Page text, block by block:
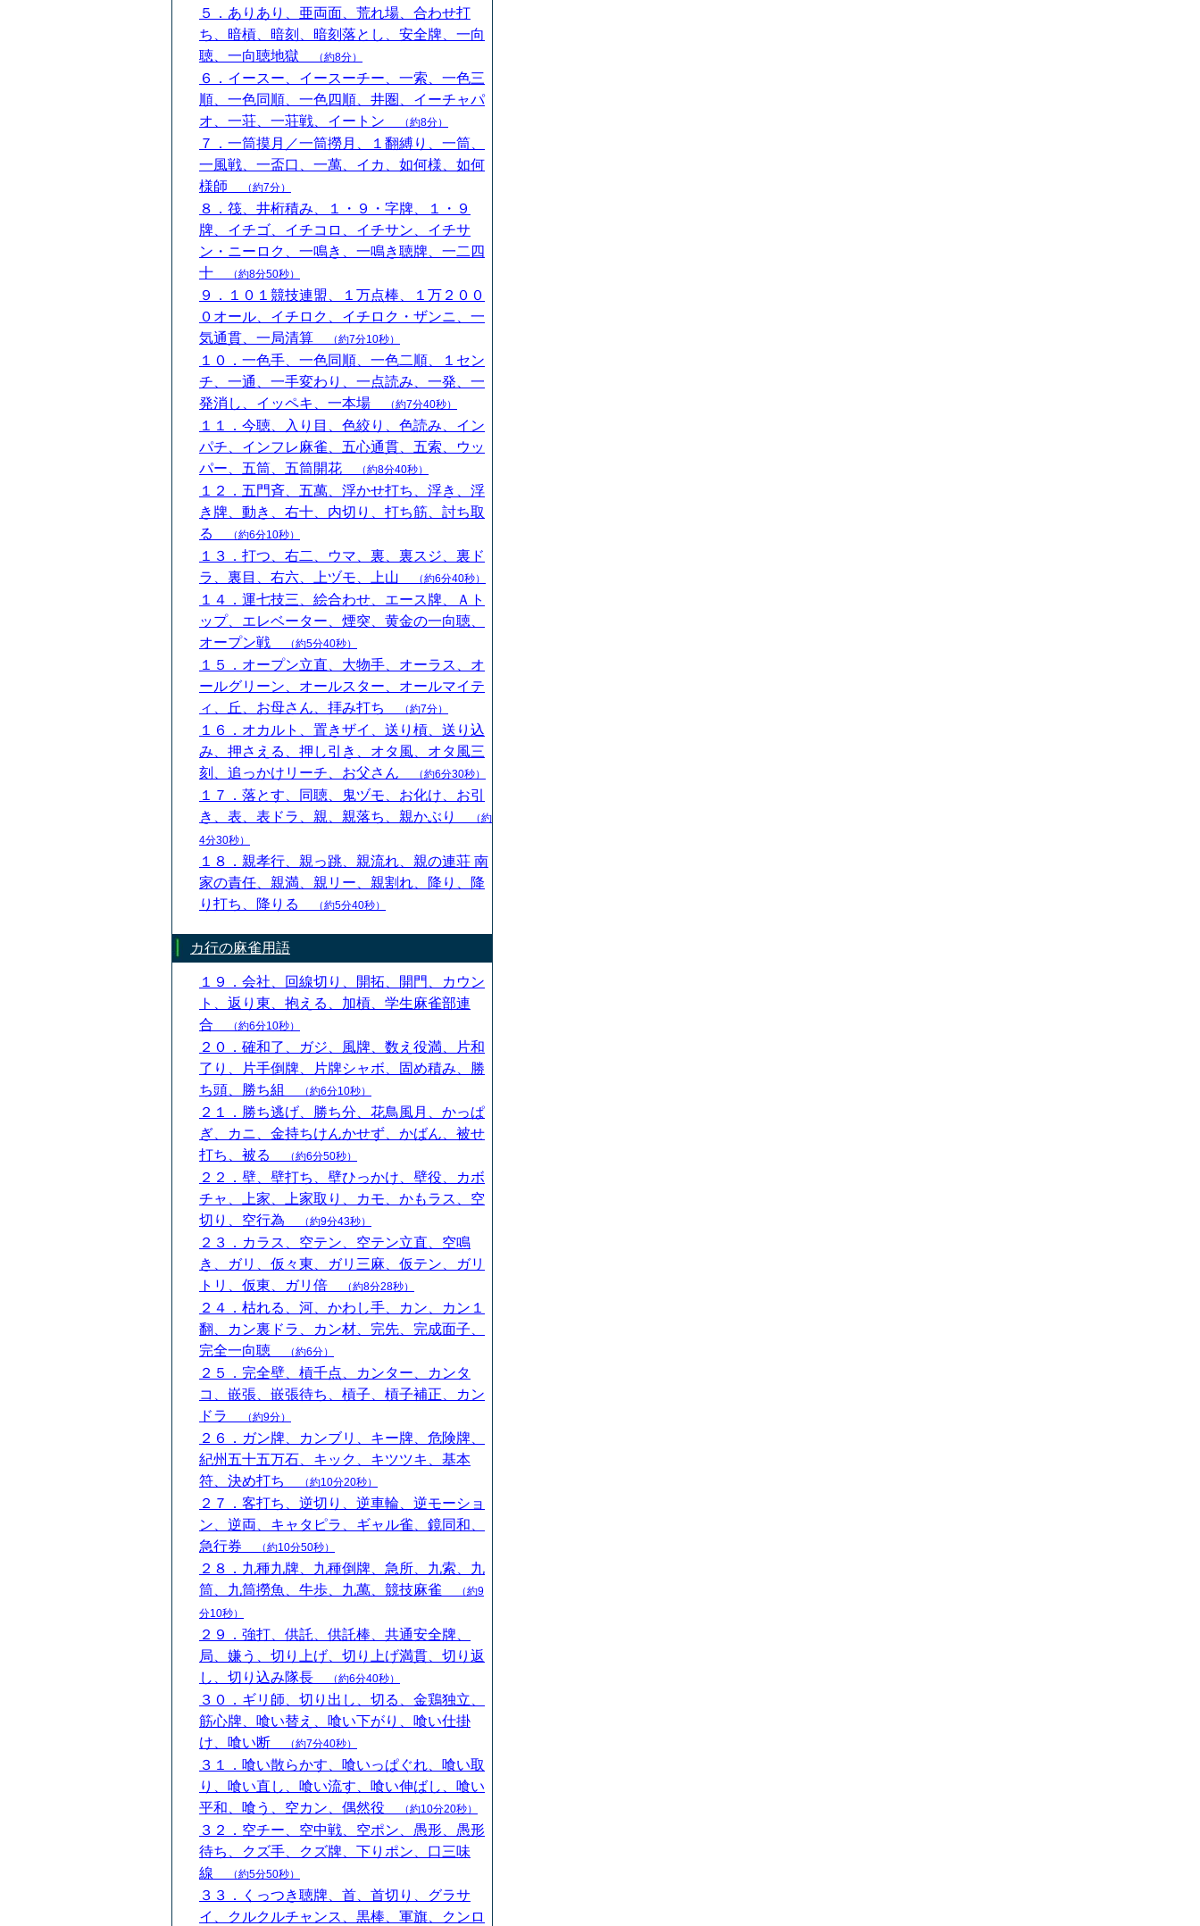
５．ありあり、亜両面、荒れ場、合わせ打
ち、暗槓、暗刻、暗刻落とし、安全牌、一向
聴、一向聴地獄
（約8分）
６．イースー、イースーチー、一索、一色三
順、一色同順、一色四順、井圏、イーチャパ
オ、一荘、一荘戦、イートン
（約8分）
７．一筒摸月／一筒撈月、１翻縛り、一筒、
一風戦、一盃口、一萬、イカ、如何様、如何
様師
（約7分）
８．筏、井桁積み、１・９・字牌、１・９
牌、イチゴ、イチコロ、イチサン、イチサ
ン・ニーロク、一鳴き、一鳴き聴牌、一二四
十
（約8分50秒）
９．１０１競技連盟、１万点棒、１万２００
０オール、イチロク、イチロク・ザンニ、一
気通貫、一局清算
（約7分10秒）
１０．一色手、一色同順、一色二順、１セン
チ、一通、一手変わり、一点読み、一発、一
発消し、イッペキ、一本場
（約7分40秒）
１１．今聴、入り目、色絞り、色読み、イン
パチ、インフレ麻雀、五心通貫、五索、ウッ
パー、五筒、五筒開花
（約8分40秒）
１２．五門斉、五萬、浮かせ打ち、浮き、浮
き牌、動き、右十、内切り、打ち筋、討ち取
る
（約6分10秒）
１３．打つ、右二、ウマ、裏、裏スジ、裏ド
ラ、裏目、右六、上ヅモ、上山
（約6分40秒）
１４．運七技三、絵合わせ、エース牌、Ａト
ップ、エレベーター、煙突、黄金の一向聴、
オープン戦
（約5分40秒）
１５．オープン立直、大物手、オーラス、オ
ールグリーン、オールスター、オールマイテ
ィ、丘、お母さん、拝み打ち
（約7分）
１６．オカルト、置きザイ、送り槓、送り込
み、押さえる、押し引き、オタ風、オタ風三
刻、追っかけリーチ、お父さん
（約6分30秒）
１７．落とす、同聴、鬼ヅモ、お化け、お引
き、表、表ドラ、親、親落ち、親かぶり
（約
4分30秒）
１８．親孝行、親っ跳、親流れ、親の連荘 南
家の責任、親満、親リー、親割れ、降り、降
り打ち、降りる
（約5分40秒）
カ行の麻雀用語
１９．会社、回線切り、開拓、開門、カウン
ト、返り東、抱える、加槓、学生麻雀部連
合
（約6分10秒）
２０．確和了、ガジ、風牌、数え役満、片和
了り、片手倒牌、片牌シャボ、固め積み、勝
ち頭、勝ち組
（約6分10秒）
２１．勝ち逃げ、勝ち分、花鳥風月、かっぱ
ぎ、カニ、金持ちけんかせず、かばん、被せ
打ち、被る
（約6分50秒）
２２．壁、壁打ち、壁ひっかけ、壁役、カボ
チャ、上家、上家取り、カモ、かもラス、空
切り、空行為
（約9分43秒）
２３．カラス、空テン、空テン立直、空鳴
き、ガリ、仮々東、ガリ三麻、仮テン、ガリ
トリ、仮東、ガリ倍
（約8分28秒）
２４．枯れる、河、かわし手、カン、カン１
翻、カン裏ドラ、カン材、完先、完成面子、
完全一向聴
（約6分）
２５．完全壁、槓千点、カンター、カンタ
コ、嵌張、嵌張待ち、槓子、槓子補正、カン
ドラ
（約9分）
２６．ガン牌、カンブリ、キー牌、危険牌、
紀州五十五万石、キック、キツツキ、基本
符、決め打ち
（約10分20秒）
２７．客打ち、逆切り、逆車輪、逆モーショ
ン、逆両、キャタピラ、ギャル雀、鏡同和、
急行券
（約10分50秒）
２８．九種九牌、九種倒牌、急所、九索、九
筒、九筒撈魚、牛歩、九萬、競技麻雀
（約9
分10秒）
２９．強打、供託、供託棒、共通安全牌、
局、嫌う、切り上げ、切り上げ満貫、切り返
し、切り込み隊長
（約6分40秒）
３０．ギリ師、切り出し、切る、金鶏独立、
筋心牌、喰い替え、喰い下がり、喰い仕掛
け、喰い断
（約7分40秒）
３１．喰い散らかす、喰いっぱぐれ、喰い取
り、喰い直し、喰い流す、喰い伸ばし、喰い
平和、喰う、空カン、偶然役
（約10分20秒）
３２．空チー、空中戦、空ポン、愚形、愚形
待ち、クズ手、クズ牌、下りポン、口三味
線
（約5分50秒）
３３．くっつき聴牌、首、首切り、グラサ
イ、クルクルチャンス、黒棒、軍旗、クンロ